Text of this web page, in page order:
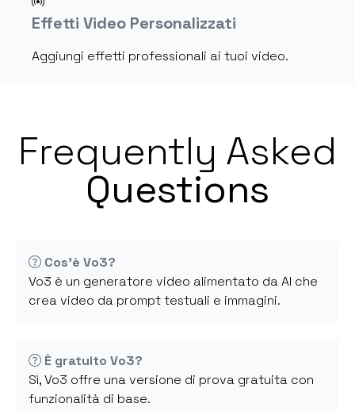
Effetti Video Personalizzati
Aggiungi effetti professionali ai tuoi video.
Frequently Asked
Questions
Cos'è Vo3?
Vo3 è un generatore video alimentato da AI che
crea video da prompt testuali e immagini.
È gratuito Vo3?
Sì, Vo3 offre una versione di prova gratuita con
funzionalità di base.